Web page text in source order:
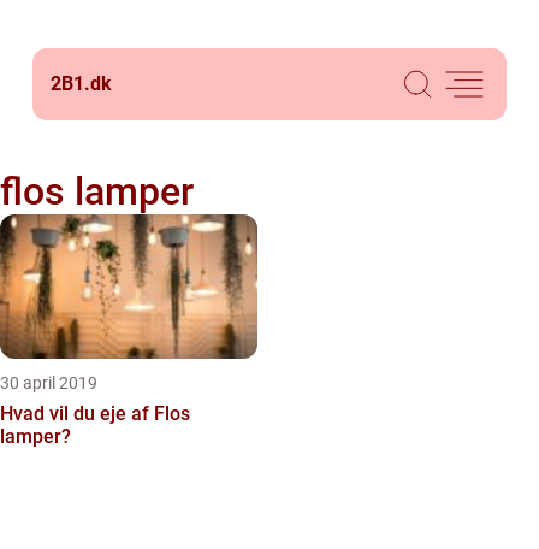
2B1.dk
flos lamper
30 april 2019
Hvad vil du eje af Flos
lamper?